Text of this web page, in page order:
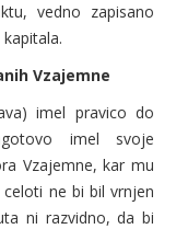
vedno zapisano
Vzajemne
imel pravico do
imel svoje
Vzajemne, kar mu
ne bi bil vrnjen
ni razvidno, da bi